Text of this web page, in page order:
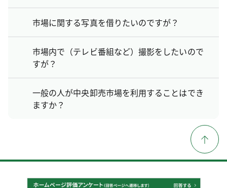
市場に関する写真を借りたいのですが？
市場内で（テレビ番組など）撮影をしたいので
すが？
一般の人が中央卸売市場を利用することはでき
ますか？